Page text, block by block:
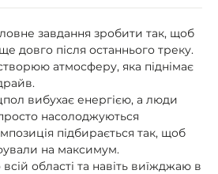
завдання зробити так, щоб
довго після останнього треку.
атмосферу, яка піднімає
вибухає енергією, а люди
насолоджуються
підбирається так, щоб
на максимум.
області та навіть виїжджаю в